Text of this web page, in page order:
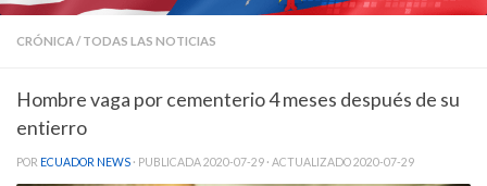
CRÓNICA/ TODAS LAS NOTICIAS
Hombre vaga por cementerio 4 meses después de su
entierro
POR ECUADOR NEWS · PUBLICADA2020-07-29 · ACTUALIZADO2020-07-29